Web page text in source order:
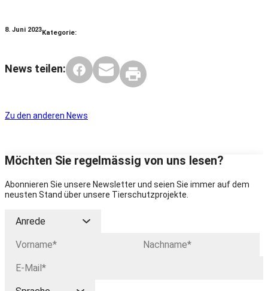
8. Juni 2023Kategorie:
News teilen:
Zu den anderen News
Möchten Sie regelmässig von uns lesen?
Abonnieren Sie unsere Newsletter und seien Sie immer auf dem
neusten Stand über unsere Tierschutzprojekte.